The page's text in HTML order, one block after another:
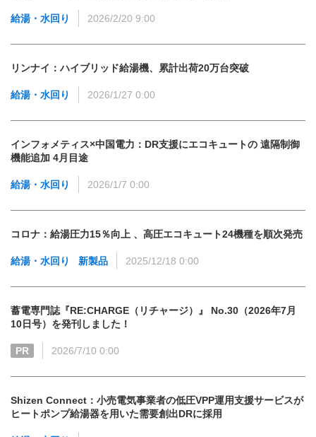
給湯・水回り 2026/2/20 9:00
リンナイ：ハイブリッド給湯機、累計出荷20万台突破
給湯・水回り 2026/1/27 0:00
インフォメティス×中国電力：DR支援にエコキュートの 遠隔制御
機能追加 4月目途
給湯・水回り 2026/1/7 0:00
コロナ：給湯圧力15％向上 、高圧エコキュート24機種を順次発売
給湯・水回り 新製品 2025/12/18 0:00
蓄電専門誌『RE:CHARGE（リチャージ）』 No.30（2026年7月
10日号）を発刊しました！
PR 2026/7/10 0:00
Shizen Connect：小売電気事業者の低圧VPP運用支援サービスが
ヒートポンプ給湯器を用いた需要創出DRに採用